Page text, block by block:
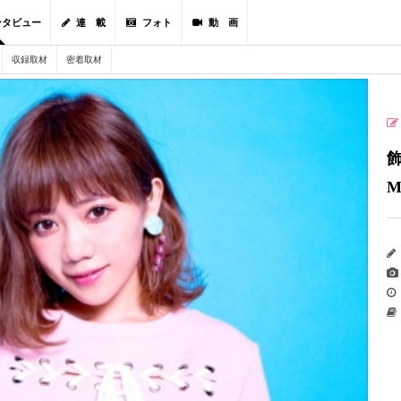
タビュー 連 載 フォト 動 画
収録取材 密着取材